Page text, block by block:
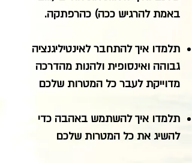
באמת להרגיש ככה) כהרפתקה.
תלמדו איך להתחבר לאינטיליגנציה
גבוהה ואינסופית ולהנות מהדרכה
מדוייקת לעבר כל המטרות שלכם
תלמדו איך להשתמש באהבה כדי
להשיג את כל המטרות שלכם